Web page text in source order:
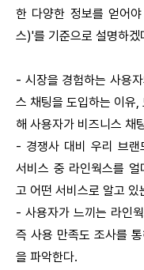
한 다양한 정보를 얻어
스)'를 기준으로 설명하겠
- 시장을 경험하는 사용
스 채팅을 도입하는 이유
해 사용자가 비즈니스 채
- 경쟁사 대비 우리 브랜
서비스 중 라인웍스를 얼
고 어떤 서비스로 알고 있
- 사용자가 느끼는 라인
즉 사용 만족도 조사를
을 파악한다.